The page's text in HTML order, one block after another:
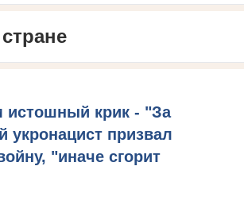
истошный крик - "За
призвал
"иначе сгорит